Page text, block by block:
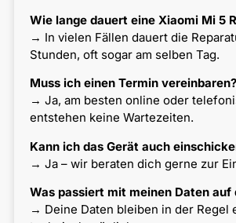
Wie lange dauert eine Xiaomi Mi 5
→ In vielen Fällen dauert die
Stunden, oft sogar am selben Tag.
Muss ich einen Termin vereinbaren?
→ Ja, am besten online oder
entstehen keine Wartezeiten.
Kann ich das Gerät auch
→ Ja – wir beraten dich gerne zur
Was passiert mit meinen Daten auf
→ Deine Daten bleiben in der Regel